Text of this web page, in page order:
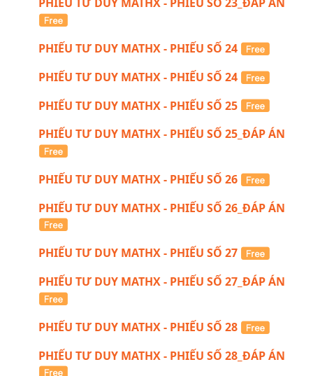
PHIẾU TƯ DUY MATHX - PHIẾU SỐ 24
PHIẾU TƯ DUY MATHX - PHIẾU SỐ 24
PHIẾU TƯ DUY MATHX - PHIẾU SỐ 25
PHIẾU TƯ DUY MATHX - PHIẾU SỐ 25_ĐÁP ÁN
PHIẾU TƯ DUY MATHX - PHIẾU SỐ 26
PHIẾU TƯ DUY MATHX - PHIẾU SỐ 26_ĐÁP ÁN
PHIẾU TƯ DUY MATHX - PHIẾU SỐ 27
PHIẾU TƯ DUY MATHX - PHIẾU SỐ 27_ĐÁP ÁN
PHIẾU TƯ DUY MATHX - PHIẾU SỐ 28
PHIẾU TƯ DUY MATHX - PHIẾU SỐ 28_ĐÁP ÁN